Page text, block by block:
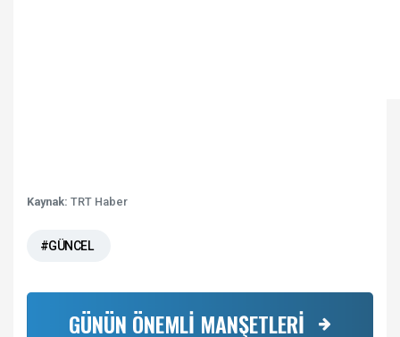
Kaynak: TRT Haber
#GÜNCEL
GÜNÜN ÖNEMLİ MANŞETLERİ